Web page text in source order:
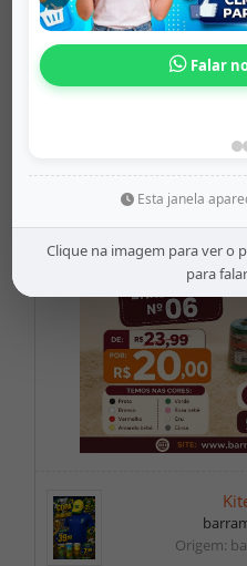
Falar
Esta janela
Clique na imagem para ver o
para
Origem:
Origem: